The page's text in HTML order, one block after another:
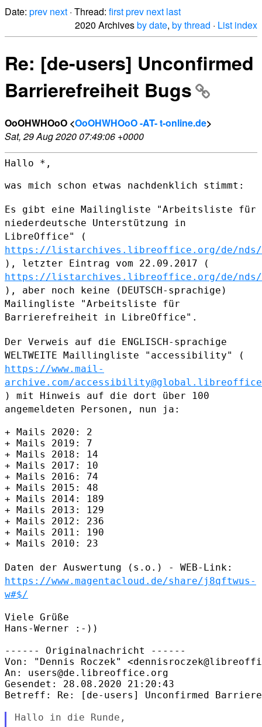
Date: prev next · Thread: firstprev next last
2020 Archivesby date, by thread · List index
Re: [de-users] Unconfirmed
Barrierefreiheit Bugs
OoOHWHOoO <OoOHWHOoO -AT- t-online.de>
Sat, 29 Aug 2020 07:49:06 +0000
Hallo *,
was mich schon etwas nachdenklich stimmt:
Es gibt eine Mailingliste "Arbeitsliste für
niederdeutsche Unterstützung in
LibreOffice" (
https://listarchives.libreoffice.org/de/nds/
), letzter Eintrag vom 22.09.2017 (
https://listarchives.libreoffice.org/de/nds/
), aber noch keine (DEUTSCH-sprachige)
Mailingliste "Arbeitsliste für
Barrierefreiheit in LibreOffice".
Der Verweis auf die ENGLISCH-sprachige
WELTWEITE Maillingliste
"accessibility" (
https://www.mail-
archive.com/
) mit Hinweis auf die dort über 100
angemeldeten Personen, nun ja:
+ Mails 2020: 2
+ Mails 2019: 7
+ Mails 2018: 14
+ Mails 2017: 10
+ Mails 2016: 74
+ Mails 2015: 48
+ Mails 2014: 189
+ Mails 2013: 129
+ Mails 2012: 236
+ Mails 2011: 190
+ Mails 2010: 23
Daten der Auswertung (s.o.) - WEB-Link:
https://www.magentacloud.de/share/j8qftwus-
w#$/
Viele Grüße
Hans-Werner :-))
------ Originalnachricht ------
Von: "Dennis Roczek"
An: users@de.libreoffice.org
Gesendet: 28.08.2020 21:20:43
Betreff: Re: [de-users] Unconfirmed
Hallo in die Runde,